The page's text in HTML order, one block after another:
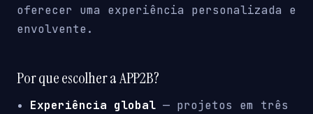
oferecer uma experiência personalizada e
envolvente.
Por que escolher a APP2B?
Experiência global — projetos em três